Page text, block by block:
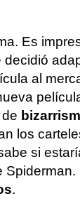
Es
al
los
si
Spiderman.
.